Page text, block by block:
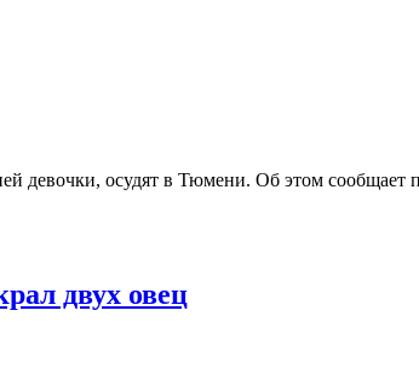
девочки, осудят в Тюмени. Об этом сообщает
двух овец